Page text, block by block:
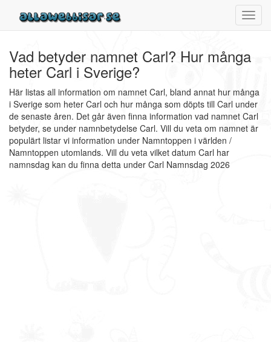
Vad betyder namnet Carl? Hur många
heter Carl i Sverige?
Här listas all information om namnet Carl, bland annat hur många
i Sverige som heter Carl och hur många som döpts till Carl under
de senaste åren. Det går även finna information vad namnet Carl
betyder, se under namnbetydelse Carl. Vill du veta om namnet är
populärt listar vi information under Namntoppen i världen /
Namntoppen utomlands. Vill du veta vilket datum Carl har
namnsdag kan du finna detta under Carl Namnsdag 2026